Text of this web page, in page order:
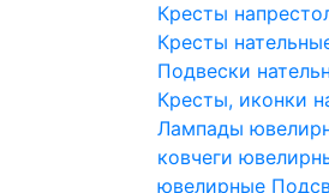
Кресты
Кресты
Подвески
Кресты, иконки
Лампады
ковчеги
ювелирные